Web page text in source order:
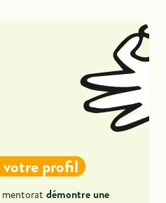
énergie
ou de se
votre vécu
société plusrelationnelles.
profil
mentoratdémontre une